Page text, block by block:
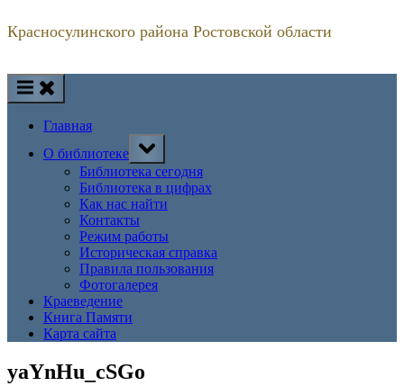
Красносулинского района Ростовской области
Главная
О библиотеке
Toggle
sub-
menu
Библиотека сегодня
Библиотека в цифрах
Как нас найти
Контакты
Режим работы
Историческая справка
Правила пользования
Фотогалерея
Краеведение
Книга Памяти
Карта сайта
yaYnHu_cSGo